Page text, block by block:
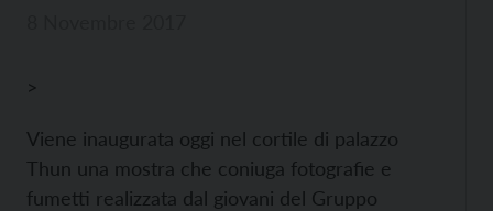
>
Viene inaugurata oggi nel cortile di palazzo
Thun una mostra che coniuga fotografie e
fumetti realizzata dal giovani del Gruppo